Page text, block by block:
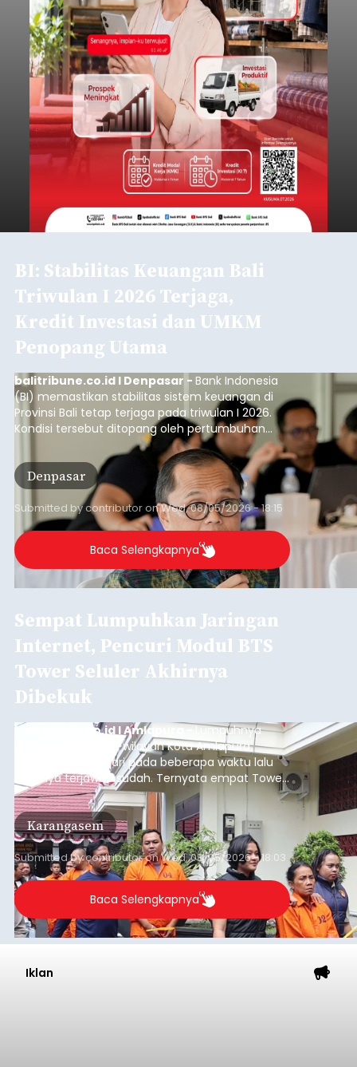
BI: Stabilitas Keuangan Bali
Triwulan I 2026 Terjaga,
Kredit Investasi dan UMKM
Penopang Utama
balitribune.co.id I Denpasar - Bank Indonesia
(BI) memastikan stabilitas sistem keuangan di
Provinsi Bali tetap terjaga pada triwulan I 2026.
Kondisi tersebut ditopang oleh pertumbuhan
penyaluran kredit yang masih positif, terutama
pada sektor-sektor utama penggerak ekonomi
daerah, dengan risiko kredit yang tetap
terkendali.
Denpasar
Submitted bycontributoronWed, 08/05/2026 - 18:15
Baca Selengkapnya
Sempat Lumpuhkan Jaringan
Internet, Pencuri Modul BTS
Tower Seluler Akhirnya
Dibekuk
balitribune.co.id I Amlapura -Lumpuhnya
jaringan internet di wilayah Kota Amlapura
selama berhari-hari pada beberapa waktu lalu
akhirnya terjawab sudah. Ternyata empat Tower
BTS Seluler yang berada di lokasi berbeda di
wilayah Karangasem telah dibobol maling,
dimana bagian modul penguat signal yang
berada di Tower BTS Seluler itu hilang dicuri.
Karangasem
Submitted bycontributoronWed, 08/05/2026 - 18:03
Baca Selengkapnya
Iklan